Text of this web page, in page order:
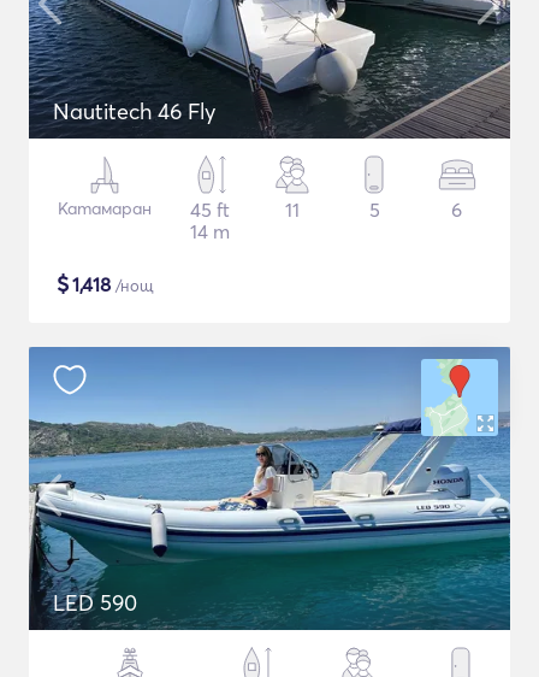
Nautitech 46 Fly
Катамаран
45 ft
14 m
11 5 6
$1,418 /нощ
LED 590